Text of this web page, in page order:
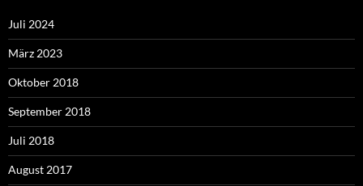
Juli 2024
März 2023
Oktober 2018
September 2018
Juli 2018
August 2017